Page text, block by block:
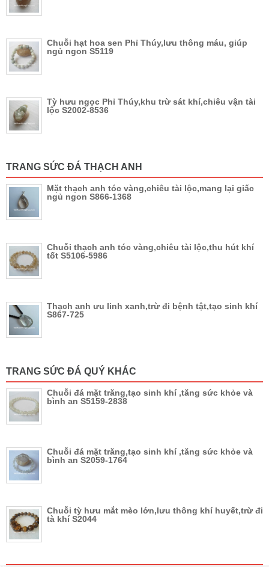
Chuỗi hạt hoa sen Phỉ Thúy,lưu thông máu, giúp
ngủ ngon S5119
Tỳ hưu ngọc Phỉ Thúy,khu trừ sát khí,chiêu vận tài
lộc S2002-8536
TRANG SỨC ĐÁ THẠCH ANH
Mặt thạch anh tóc vàng,chiêu tài lộc,mang lại giấc
ngủ ngon S866-1368
Chuỗi thạch anh tóc vàng,chiêu tài lộc,thu hút khí
tốt S5106-5986
Thạch anh ưu linh xanh,trừ đi bệnh tật,tạo sinh khí
S867-725
TRANG SỨC ĐÁ QUÝ KHÁC
Chuỗi đá mặt trăng,tạo sinh khí ,tăng sức khỏe và
bình an S5159-2838
Chuỗi đá mặt trăng,tạo sinh khí ,tăng sức khỏe và
bình an S2059-1764
Chuỗi tỳ hưu mắt mèo lớn,lưu thông khí huyết,trừ đi
tà khí S2044